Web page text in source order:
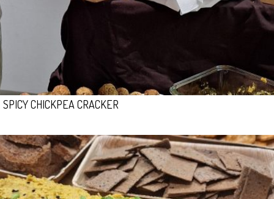
SPICY CHICKPEA CRACKER